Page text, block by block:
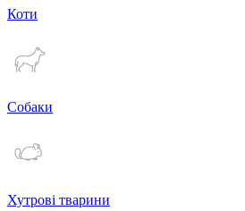
Коти
Собаки
Хутрові тварини